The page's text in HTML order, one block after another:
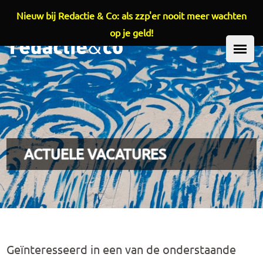
Overslaan en naar de inhoud gaan
HOOFDMENU
ACTUELE VACATURES
Geïnteresseerd in een van de onderstaande
Nieuw bij Redactie & Co: als zzp'er nooit meer wachten
op je geld!